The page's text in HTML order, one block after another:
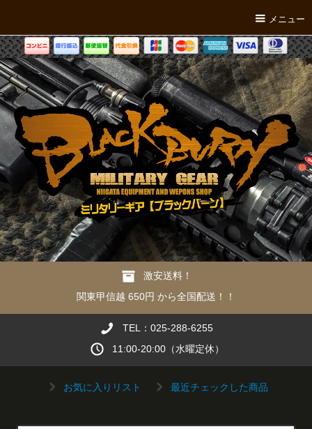
メニュー
激安送料！
関東甲信越 650円 から全国配送！！
TEL：025-288-6255
11:00-20:00（水曜定休）
お気に入りリスト 最近チェックした商品